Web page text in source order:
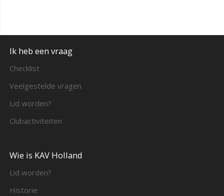
Ik heb een vraag
Checklist
Veelgestelde vragen
Lid worden?
Clubactiviteiten
Wie is KAV Holland
Lid worden?
Historie